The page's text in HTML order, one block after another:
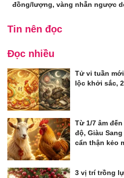
đồng/lượng, vàng nhẫn ngược
Tin nên đọc
Đọc nhiều
Tử vi tuần
lộc khởi sắc,
Từ 1/7 âm
độ, Giàu
cẩn thận kẻo
3 vị trí trồng